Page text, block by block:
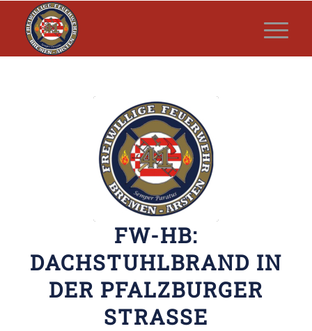
FW-HB:
DACHSTUHLBRAND IN
DER PFALZBURGER
STRASSE